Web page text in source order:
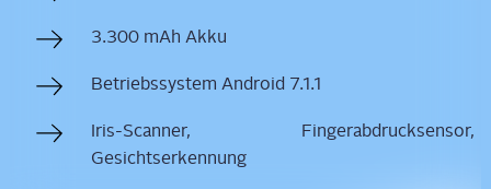
3.300 mAh Akku
Betriebs­sys­tem Android 7.1.1
Iris-Scan­ner, Fin­ger­ab­druck­sen­sor,
Gesichtserkennung